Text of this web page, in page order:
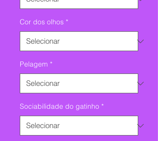
Cor dos olhos *
Pelagem *
Sociabilidade do gatinho *